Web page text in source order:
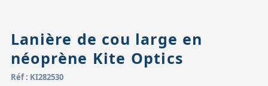
Lanière de cou large en
néoprène Kite Optics
Réf : KI282530